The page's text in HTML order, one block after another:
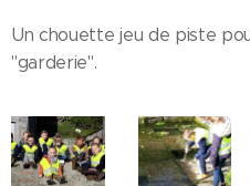
Un chouette jeu de piste
"garderie".